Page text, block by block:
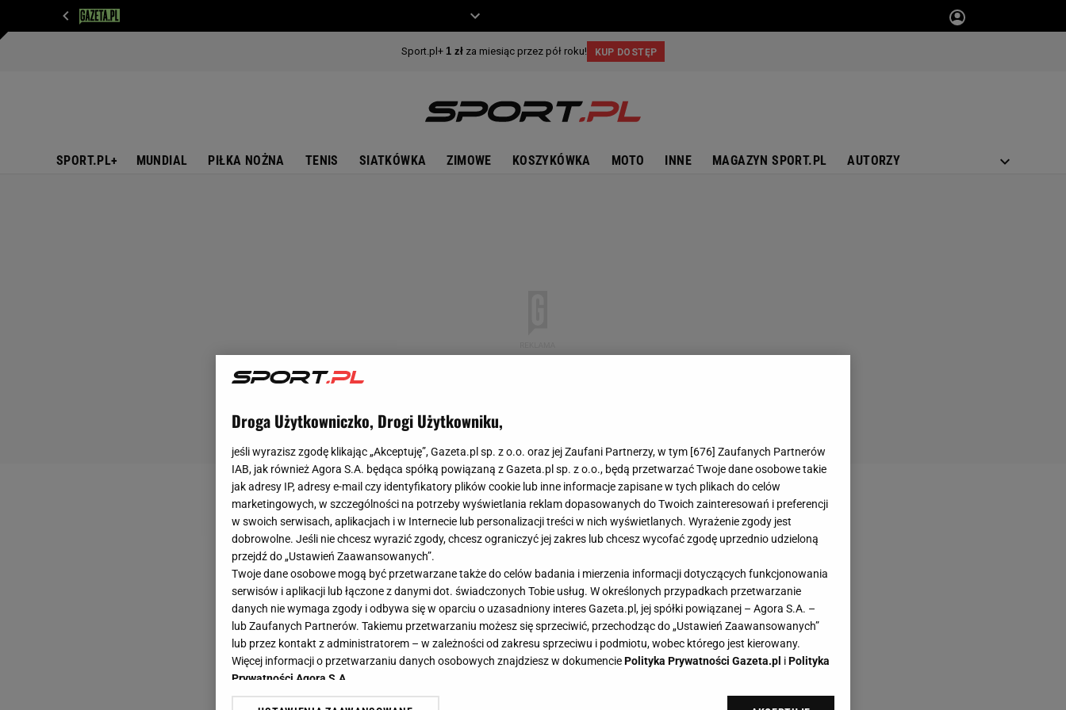
SPORT.PL+ MUNDIAL PIŁKA NOŻNA TENIS SIATKÓWKA ZIMOWE KOSZYKÓWKA MOTO INNE MAGAZYN SPORT.PL AUTORZY
Droga Użytkowniczko, Drogi Użytkowniku,
jeśli wyrazisz zgodę klikając „Akceptuję”, Gazeta.pl sp. z o.o. oraz jej Zaufani Partnerzy, w tym [676] Zaufanych Partnerów
IAB, jak również Agora S.A. będąca spółką powiązaną z Gazeta.pl sp. z o.o., będą przetwarzać Twoje dane osobowe takie
jak adresy IP, adresy e-mail czy identyfikatory plików cookie lub inne informacje zapisane w tych plikach do celów
marketingowych, w szczególności na potrzeby wyświetlania reklam dopasowanych do Twoich zainteresowań i preferencji
w swoich serwisach, aplikacjach i w Internecie lub personalizacji treści w nich wyświetlanych. Wyrażenie zgody jest
dobrowolne. Jeśli nie chcesz wyrazić zgody, chcesz ograniczyć jej zakres lub chcesz wycofać zgodę uprzednio udzieloną
przejdź do „Ustawień Zaawansowanych”.
Twoje dane osobowe mogą być przetwarzane także do celów badania i mierzenia informacji dotyczących funkcjonowania
serwisów i aplikacji lub łączone z danymi dot. świadczonych Tobie usług. W określonych przypadkach przetwarzanie
danych nie wymaga zgody i odbywa się w oparciu o uzasadniony interes Gazeta.pl, jej spółki powiązanej – Agora S.A. –
lub Zaufanych Partnerów. Takiemu przetwarzaniu możesz się sprzeciwić, przechodząc do „Ustawień Zaawansowanych”
lub przez kontakt z administratorem – w zależności od zakresu sprzeciwu i podmiotu, wobec którego jest kierowany.
Więcej informacji o przetwarzaniu danych osobowych znajdziesz w dokumenciePolityka Prywatności Gazeta.pl iPolityka
Prywatności Agora S.A.